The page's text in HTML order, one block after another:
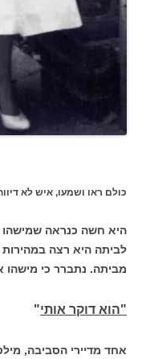
כולם ראו ושמעו, איש לא
היא חשה כנראה
לביתה היא רצה
מביתה. נתברר כי מישהו
"הוא דוקר אותי"
אחד מדיירי הסביבה,